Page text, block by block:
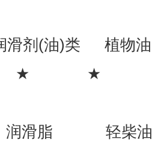
滑剂 (油)类
植物油
★ ★
润滑脂
轻柴油